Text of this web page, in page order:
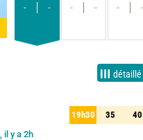
- - - - - -
détaillé
il y a 2h
19h30 35 40
30 35 40